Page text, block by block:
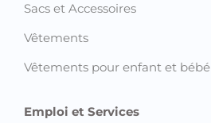
Sacs et Accessoires
Vêtements
Vêtements pour enfant et bébé
Emploi et Services